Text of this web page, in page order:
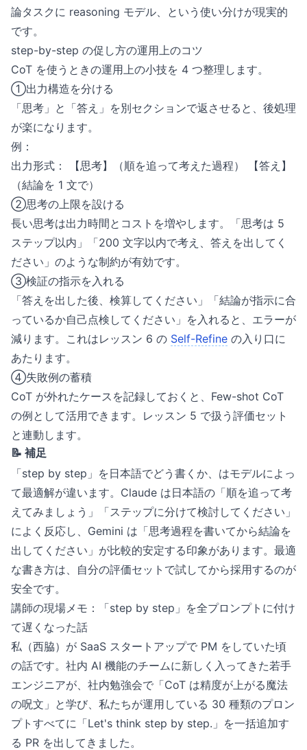
論タスクに reasoning モデル、という使い分けが現実的
です。
step-by-step の促し方の運用上のコツ
CoT を使うときの運用上の小技を 4 つ整理します。
①出力構造を分ける
「思考」と「答え」を別セクションで返させると、後処理
が楽になります。
例：
出力形式： 【思考】（順を追って考えた過程） 【答え】
（結論を 1 文で）
②思考の上限を設ける
長い思考は出力時間とコストを増やします。「思考は 5
ステップ以内」「200 文字以内で考え、答えを出してく
ださい」のような制約が有効です。
③検証の指示を入れる
「答えを出した後、検算してください」「結論が指示に合
っているか自己点検してください」を入れると、エラーが
減ります。これはレッスン 6 の Self-Refine の入り口に
あたります。
④失敗例の蓄積
CoT が外れたケースを記録しておくと、Few-shot CoT
の例として活用できます。レッスン 5 で扱う評価セット
と連動します。
📝 補足
「step by step」を日本語でどう書くか、はモデルによっ
て最適解が違います。Claude は日本語の「順を追って考
えてみましょう」「ステップに分けて検討してください」
によく反応し、Gemini は「思考過程を書いてから結論を
出してください」が比較的安定する印象があります。最適
な書き方は、自分の評価セットで試してから採用するのが
安全です。
講師の現場メモ：「step by step」を全プロンプトに付け
て遅くなった話
私（西脇）が SaaS スタートアップで PM をしていた頃
の話です。社内 AI 機能のチームに新しく入ってきた若手
エンジニアが、社内勉強会で「CoT は精度が上がる魔法
の呪文」と学び、私たちが運用している 30 種類のプロン
プトすべてに「Let's think step by step.」を一括追加す
る PR を出してきました。